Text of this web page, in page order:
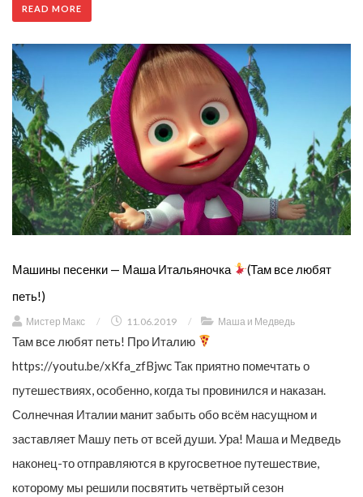
READ MORE
Машины песенки — Маша Итальяночка
(Там все любят
петь!)
Мистер Макс / 11.06.2019 / Маша и Медведь
Там все любят петь! Про Италию
https://youtu.be/xKfa_zfBjwc Так приятно помечтать о
путешествиях, особенно, когда ты провинился и наказан.
Солнечная Италии манит забыть обо всём насущном и
заставляет Машу петь от всей души. Ура! Маша и Медведь
наконец-то отправляются в кругосветное путешествие,
которому мы решили посвятить четвёртый сезон